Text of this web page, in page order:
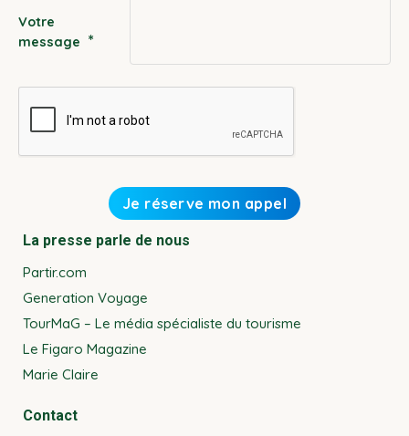
Votre
message *
La presse parle de nous
Partir.com
Generation Voyage
TourMaG – Le média spécialiste du tourisme
Le Figaro Magazine
Marie Claire
Contact